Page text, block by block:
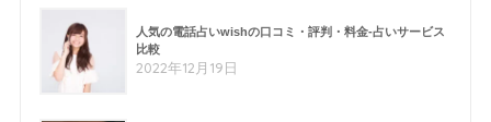
人気の電話占いwishの口コミ・評判・料金-占いサービス
比較
2022年12月19日